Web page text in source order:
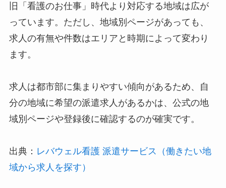
旧「看護のお仕事」時代より対応する地域は広が
っています。ただし、地域別ページがあっても、
求人の有無や件数はエリアと時期によって変わり
ます。
求人は都市部に集まりやすい傾向があるため、自
分の地域に希望の派遣求人があるかは、公式の地
域別ページや登録後に確認するのが確実です。
出典： レバウェル看護 派遣サービス（働きたい地
域から求人を探す）